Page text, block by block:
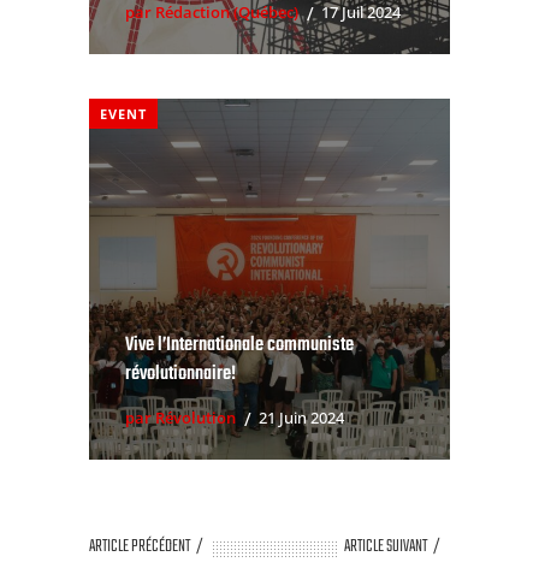
par Rédaction (Québec) 17 Juil 2024
EVENT
Vive l’Internationale communiste
révolutionnaire!
par Révolution 21 Juin 2024
ARTICLE PRÉCÉDENT
ARTICLE SUIVANT